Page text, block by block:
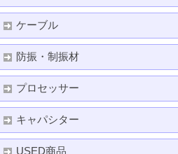
ケーブル
防振・制振材
プロセッサー
キャパシター
USED商品